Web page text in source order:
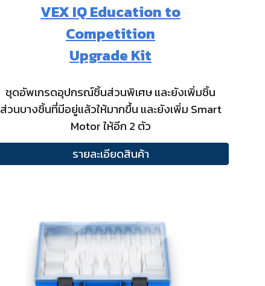
VEX IQ Education to
Competition
Upgrade Kit
ชุดอัพเกรดอุปกรณ์ชิ้นส่วนพิเศษ และยังเพิ่มชิ้น
ส่วนบางชิ้นที่มีอยู่แล้วให้มากขึ้น และยังเพิ่ม Smart
Motor ให้อีก 2 ตัว
รายละเอียดสินค้า